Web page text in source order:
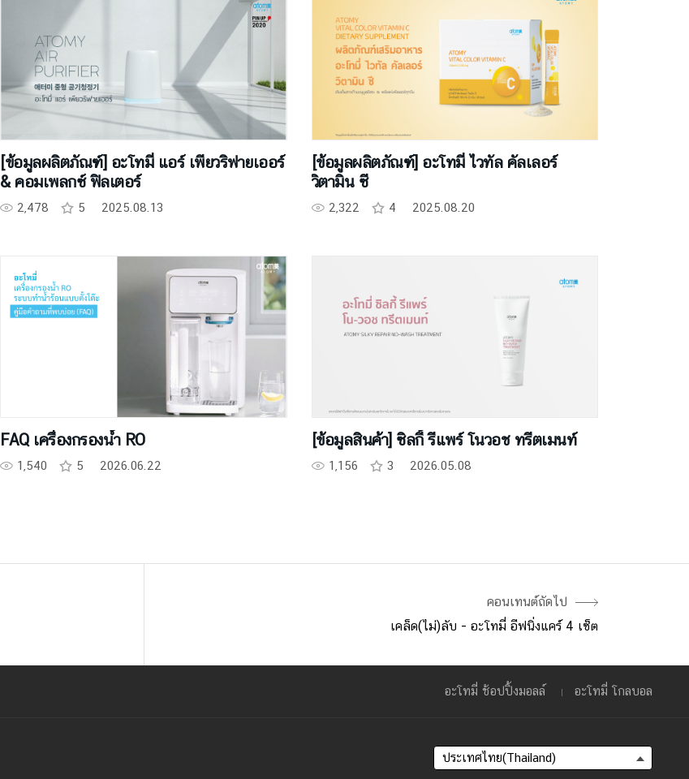
[ข้อมูลผลิตภัณฑ์] อะโทมี่ แอร์ เพียวริฟายเออร์
& คอมเพลกซ์ ฟิลเตอร์
2,478 5 2025.08.13
[ข้อมูลผลิตภัณฑ์] อะโทมี่ ไวทัล คัลเลอร์
วิตามิน ซี
2,322 4 2025.08.20
FAQ เครื่องกรองน้ำ RO
1,540 5 2026.06.22
[ข้อมูลสินค้า] ซิลกี้ รีแพร์ โนวอช ทรีตเมนท์
1,156 3 2026.05.08
คอนเทนต์ถัดไป
เคล็ด(ไม่)ลับ - อะโทมี่ อีฟนิ่งแคร์ 4 เซ็ต
อะโทมี่ ช้อปปิ้งมอลล์ อะโทมี่ โกลบอล
ประเทศไทย(Thailand)